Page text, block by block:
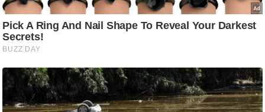
न
स्थ
ल
स